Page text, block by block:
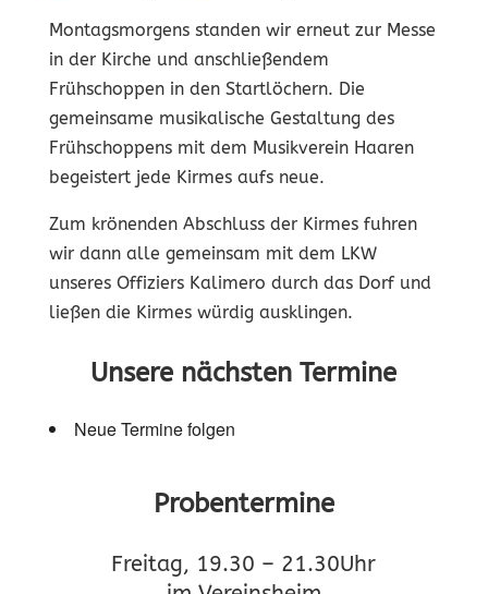
Montagsmorgens standen wir erneut zur Messe
in der Kirche und anschließendem
Frühschoppen in den Startlöchern. Die
gemeinsame musikalische Gestaltung des
Frühschoppens mit dem Musikverein Haaren
begeistert jede Kirmes aufs neue.
Zum krönenden Abschluss der Kirmes fuhren
wir dann alle gemeinsam mit dem LKW
unseres Offiziers Kalimero durch das Dorf und
ließen die Kirmes würdig ausklingen.
Unsere nächsten Termine
Neue Termine folgen
Probentermine
Freitag, 19.30 – 21.30Uhr